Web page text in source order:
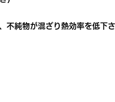
純物が混ざり熱効率を低下さ